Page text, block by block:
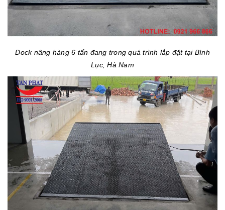
Dock nâng hàng 6 tấn đang trong quá trình lắp đặt tại Bình
Lục, Hà Nam